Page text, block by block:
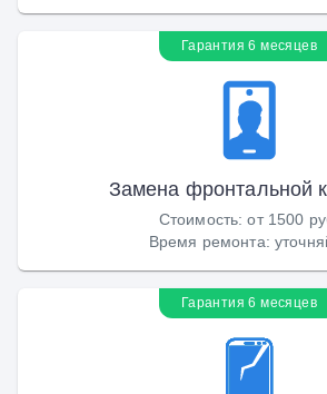
Гарантия 6 месяцев
Замена фронтальной
Стоимость:от 1500
Время ремонта:
Гарантия 6 месяцев